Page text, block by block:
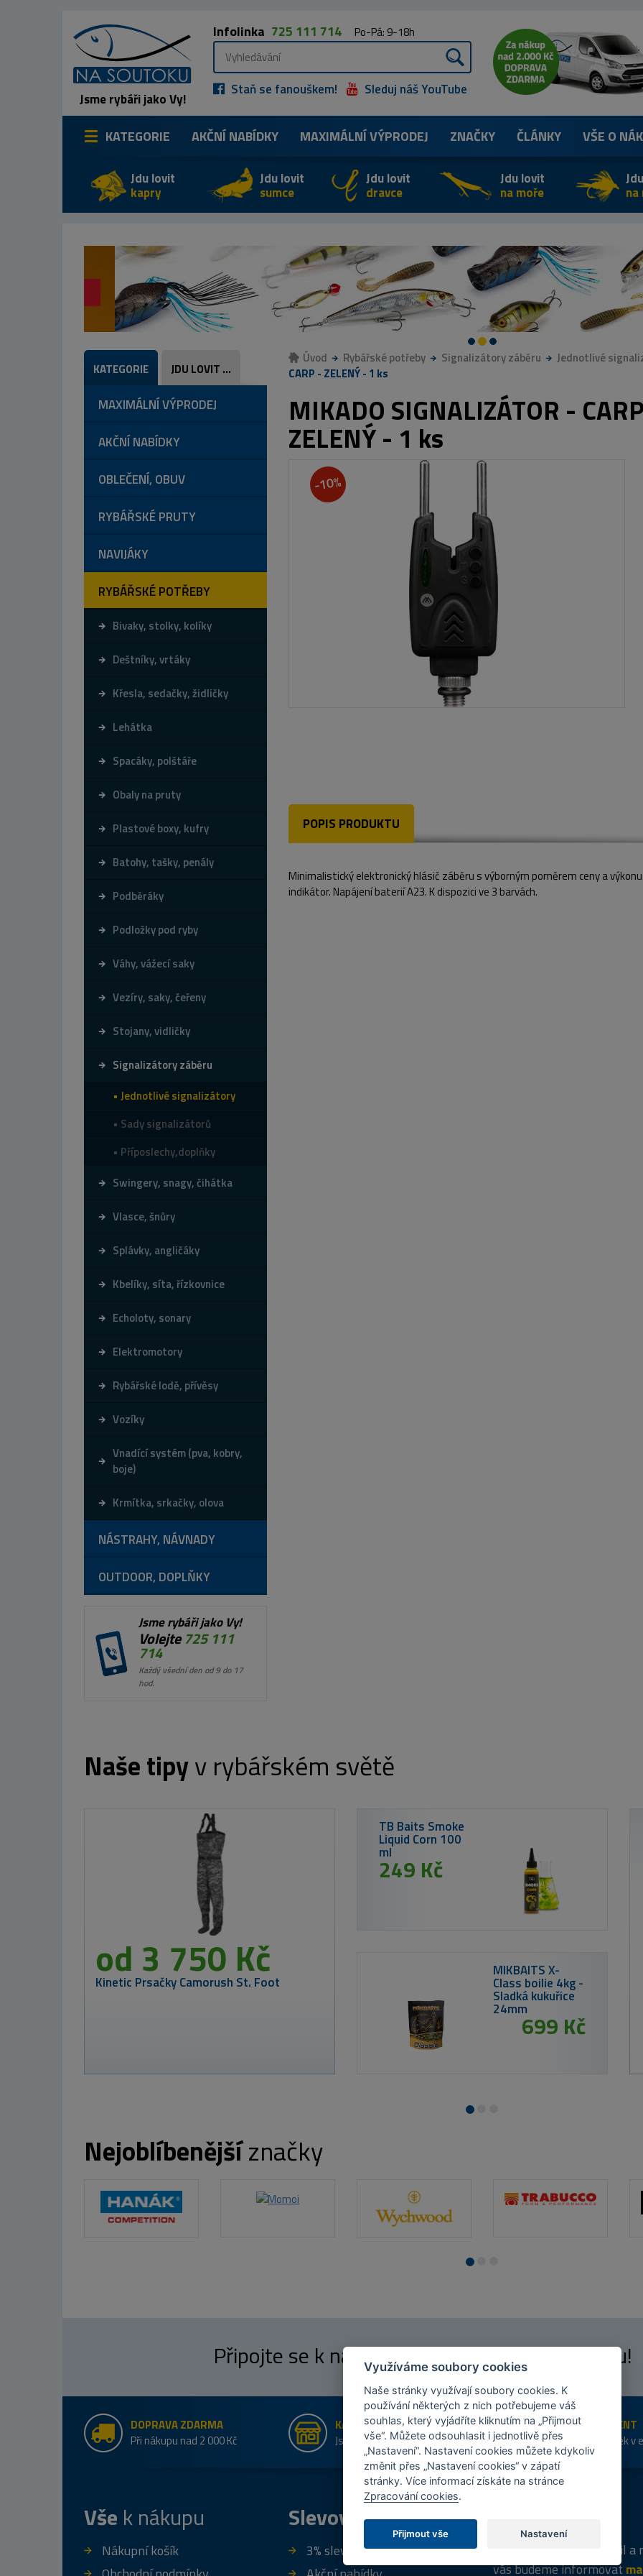
Jsme rybáři jako Vy!
Infolinka 725 111 714 Po-Pá: 9-18h
Staň se fanouškem! Sleduj náš YouTube
KATEGORIE AKČNÍ NABÍDKY MAXIMÁLNÍVÝPRODEJ ZNAČKY ČLÁNKY VŠE O
Jdu lovit
kapry
Jdu lovit
sumce
Jdu lovit
dravce
Jdu lovit
na moře na
KATEGORIE JDU LOVIT ...
MAXIMÁLNÍ VÝPRODEJ
AKČNÍ NABÍDKY
OBLEČENÍ, OBUV
RYBÁŘSKÉ PRUTY
NAVIJÁKY
RYBÁŘSKÉ POTŘEBY
Bivaky, stolky, kolíky
Deštníky, vrtáky
Křesla, sedačky, židličky
Lehátka
Spacáky, polštáře
Obaly na pruty
Plastové boxy, kufry
Batohy, tašky, penály
Podběráky
Podložky pod ryby
Váhy, vážecí saky
Vezíry, saky, čeřeny
Stojany, vidličky
Signalizátory záběru
Jednotlivé signalizátory
Sady signalizátorů
Příposlechy,doplňky
Swingery, snagy, čihátka
Vlasce, šnůry
Splávky, angličáky
Kbelíky, síta, řízkovnice
Echoloty, sonary
Elektromotory
Rybářské lodě, přívěsy
Vozíky
Vnadící systém (pva, kobry,
boje)
Krmítka, srkačky, olova
NÁSTRAHY, NÁVNADY
OUTDOOR, DOPLŇKY
Jsme rybáři jako Vy!
Volejte725 111
714
Každý všední den od 9 do 17
hod.
Úvod Rybářské potřeby Signalizátory záběru Jednotlivé
CARP - ZELENÝ - 1 ks
MIKADO SIGNALIZÁTOR -
ZELENÝ - 1 ks
-10%
POPIS PRODUKTU
Minimalistický elektronický hlásič záběru s výborným poměrem ceny a
indikátor. Napájení baterií A23. K dispozici ve 3 barvách.
Naše tipyv rybářském světě
MIKADO Kšiltovka Adventure TRUCKER
299 Kč
Stolní rybářský kalendář na rok 2026
Nejoblíbenějšíznačky
Připojte se k našimfanouškůmna Facebooku!
DOPRAVA ZDARMA
Při nákupu nad 2 000 Kč
KAMENNÉ PRODEJNY
Jsme na trhu více než 10 let
ŠIROKÝ SORTIMENT
Přes 20 tis. položek v
shopu
Vše k nákupu
Nákupní košík
Slevový program
3% sleva za registraci
Napište nám svůj e-mail a
vás budeme informovat
Využíváme soubory cookies
Naše stránky využívají soubory cookies. K
používání některých z nich potřebujeme váš
souhlas, který vyjádříte kliknutím na „Přijmout
vše“. Můžete odsouhlasit i jednotlivě přes
„Nastavení“. Nastavení cookies můžete kdykoliv
změnit přes „Nastavení cookies“ v zápatí
stránky. Více informací získáte na stránce
Zpracování cookies.
Přijmout vše Nastavení